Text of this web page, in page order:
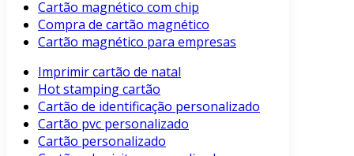
Cartão magnético com chip
Compra de cartão magnético
Cartão magnético para empresas
Imprimir cartão de natal
Hot stamping cartão
Cartão de identificação personalizado
Cartão pvc personalizado
Cartão personalizado